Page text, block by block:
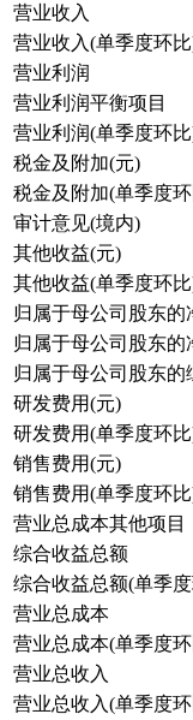
营业收入
营业收入(单季度环
营业利润
营业利润平衡项目
营业利润(单季度环
税金及附加(元)
税金及附加(单季度
审计意见(境内)
其他收益(元)
其他收益(单季度环
归属于母公司股东的
归属于母公司股东
归属于母公司股东
研发费用(元)
研发费用(单季度环
销售费用(元)
销售费用(单季度环
营业总成本其他项目
综合收益总额
综合收益总额(单季
营业总成本
营业总成本(单季度
营业总收入
营业总收入(单季度